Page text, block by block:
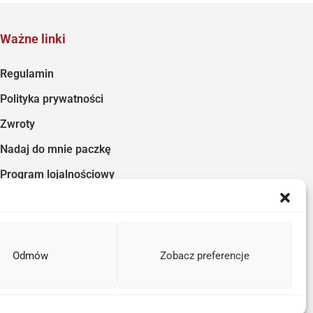
Odmów Zobacz preferencje
Ważne linki
Regulamin
Polityka prywatności
Zwroty
Nadaj do mnie paczkę
Program lojalnościowy